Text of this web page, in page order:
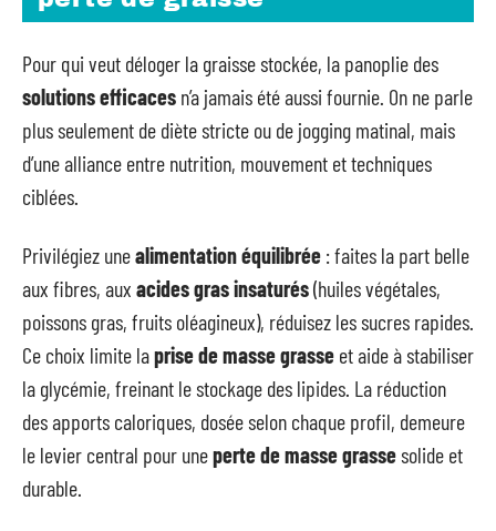
Pour qui veut déloger la graisse stockée, la panoplie des
solutions efficaces n’a jamais été aussi fournie. On ne parle
plus seulement de diète stricte ou de jogging matinal, mais
d’une alliance entre nutrition, mouvement et techniques
ciblées.
Privilégiez unealimentation équilibrée : faites la part belle
aux fibres, aux acides gras insaturés(huiles végétales,
poissons gras, fruits oléagineux), réduisez les sucres rapides.
Ce choix limite laprise de masse grasse et aide à stabiliser
la glycémie, freinant le stockage des lipides. La réduction
des apports caloriques, dosée selon chaque profil, demeure
le levier central pour uneperte de masse grassesolide et
durable.